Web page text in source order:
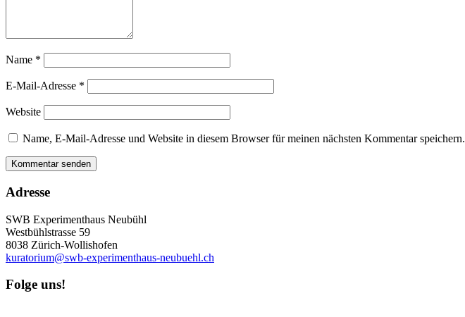
Name *
E-Mail-Adresse *
Website
Name, E-Mail-Adresse und Website in diesem Browser für meinen nächsten Kommentar speichern.
Adresse
SWB Experimenthaus Neubühl
Westbühlstrasse 59
8038 Zürich-Wollishofen
kuratorium@swb-experimenthaus-neubuehl.ch
Folge uns!